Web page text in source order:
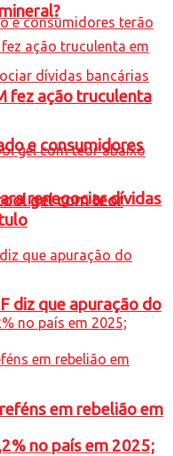
e consumidores
renegociar dívidas
no país em 2025;
fez ação truculenta
gel com teor
diz que apuração do
em rebelião em